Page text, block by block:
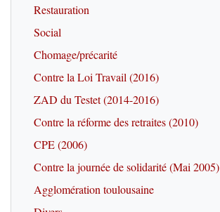
Restauration
Social
Chomage/précarité
Contre la Loi Travail (2016)
ZAD du Testet (2014-2016)
Contre la réforme des retraites (2010)
CPE (2006)
Contre la journée de solidarité (Mai 2005)
Agglomération toulousaine